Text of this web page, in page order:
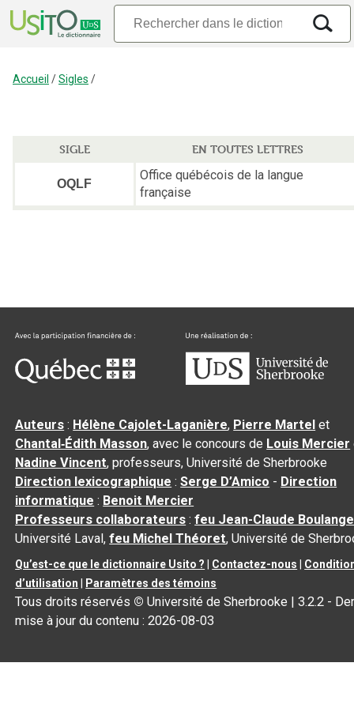
Accueil /Sigles /
SIGLE EN TOUTES LETTRES
OQLF
Office québécois de la langue
française
Auteurs : Hélène Cajolet-Laganière, Pierre Martel et
Chantal‑Édith Masson, avec le concours de Louis Mercier
Nadine Vincent, professeurs, Université de Sherbrooke
Direction lexicographique :Serge D’Amico - Direction
informatique : Benoit Mercier
Professeurs collaborateurs :feu Jean-Claude
Université Laval,feu Michel Théoret, Université de
Qu’est-ce que le dictionnaire Usito ? Contactez-nous
d’utilisation
Paramètres des témoins
Tous droits réservés © Université de Sherbrooke |3.2.2 -
mise à jour du contenu :2026-08-03